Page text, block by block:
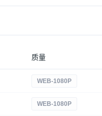
质量
WEB-1080P
WEB-1080P